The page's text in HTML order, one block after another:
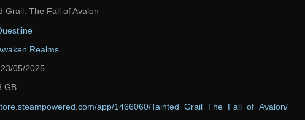
Grail: The Fall of Avalon
Realms
23/05/2025
GB
app/1466060/Tainted_Grail_The_Fall_of_Avalon/